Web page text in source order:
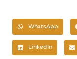
WhatsApp
LinkedIn